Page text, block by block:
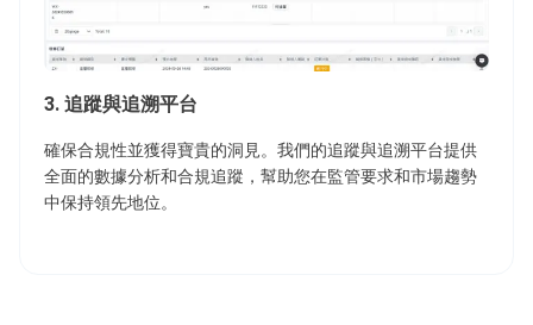
3.追蹤與追溯平台
確保合規性並獲得寶貴的洞見。我們的追蹤與追溯平台提供
全面的數據分析和合規追蹤，幫助您在監管要求和市場趨勢
中保持領先地位。